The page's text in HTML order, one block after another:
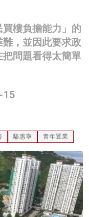
樓負擔能力」的
，並因此要求政
問題看得太簡單
15
駱惠寧 青年置業